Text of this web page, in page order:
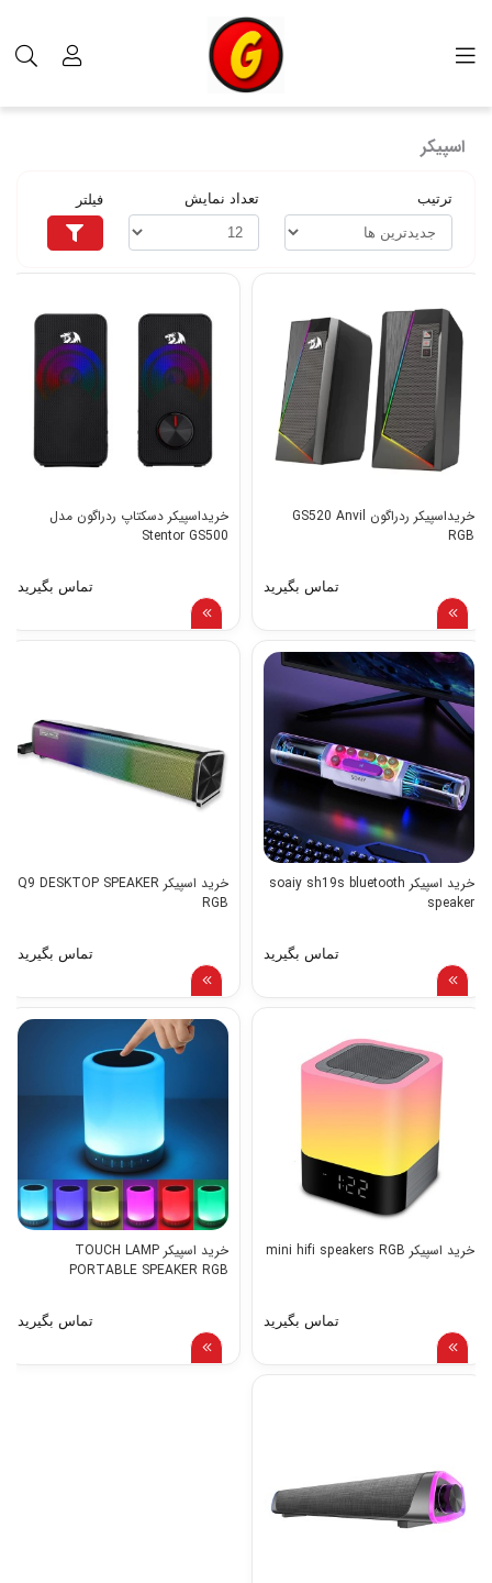
اسپیکر
ترتیب تعداد نمایش فیلتر
خریداسپیکر ردراگون GS520 Anvil
RGB
تماس بگیرید
خریداسپیکر دسکتاپ ردراگون مدل
Stentor GS500
تماس بگیرید
خرید اسپیکر soaiy sh19s bluetooth
speaker
تماس بگیرید
خرید اسپیکر Q9 DESKTOP SPEAKER
RGB
تماس بگیرید
خرید اسپیکر mini hifi speakers RGB
تماس بگیرید
خرید اسپیکر TOUCH LAMP
PORTABLE SPEAKER RGB
تماس بگیرید